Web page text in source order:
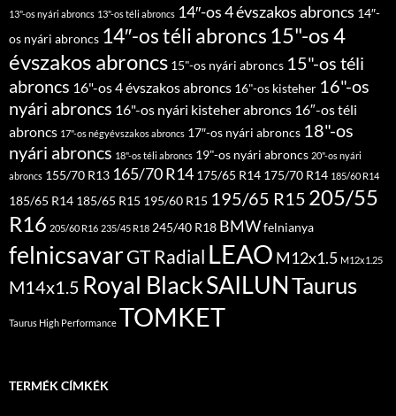
13"-os nyári abroncs 13"-os téli abroncs 14″-os 4 évszakos abroncs 14″-
os nyári abroncs 14″-os téli abroncs 15"-os 4
évszakos abroncs 15"-os nyári abroncs 15"-os téli
abroncs 16"-os 4 évszakos abroncs 16"-os kisteher 16"-os
nyári abroncs 16"-os nyári kisteher abroncs 16″-os téli
abroncs 17"-os négyévszakos abroncs 17″-os nyári abroncs 18"-os
nyári abroncs 18"-os téli abroncs 19"-os nyári abroncs 20"-os nyári
abroncs 155/70 R13 165/70 R14 175/65 R14 175/70 R14 185/60 R14
185/65 R14 185/65 R15 195/60 R15 195/65 R15 205/55
R16 205/60 R16 235/45 R18 245/40 R18 BMWfelnianya
felnicsavarGT Radial LEAO M12x1.5 M12x1.25
M14x1.5 Royal BlackSAILUNTaurus
Taurus High Performance TOMKET
TERMÉK CÍMKÉK